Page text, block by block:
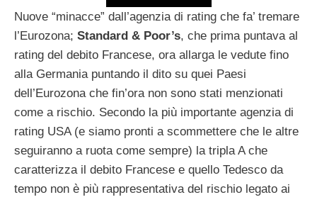
Nuove “minacce” dall’agenzia di rating che fa’ tremare
l’Eurozona; Standard & Poor’s, che prima puntava al
rating del debito Francese, ora allarga le vedute fino
alla Germania puntando il dito su quei Paesi
dell’Eurozona che fin’ora non sono stati menzionati
come a rischio. Secondo la più importante agenzia di
rating USA (e siamo pronti a scommettere che le altre
seguiranno a ruota come sempre) la tripla A che
caratterizza il debito Francese e quello Tedesco da
tempo non è più rappresentativa del rischio legato ai